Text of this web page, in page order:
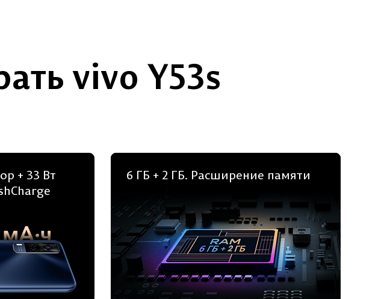
vivo Y53s
+ 33 Вт
6 ГБ + 2 ГБ. Расширение памяти